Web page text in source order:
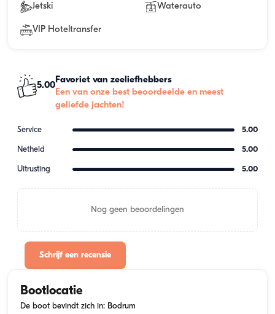
Jetski Waterauto
VIP Hoteltransfer
5.00
Favoriet van zeeliefhebbers
Een van onze best beoordeelde en meest
geliefde jachten!
Service 5.00
Netheid 5.00
Uitrusting 5.00
Nog geen beoordelingen
Schrijf een recensie
Bootlocatie
De boot bevindt zich in: Bodrum